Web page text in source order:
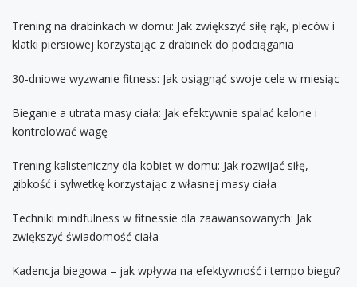
Trening na drabinkach w domu: Jak zwiększyć siłę rąk, pleców i
klatki piersiowej korzystając z drabinek do podciągania
30-dniowe wyzwanie fitness: Jak osiągnąć swoje cele w miesiąc
Bieganie a utrata masy ciała: Jak efektywnie spalać kalorie i
kontrolować wagę
Trening kalisteniczny dla kobiet w domu: Jak rozwijać siłę,
gibkość i sylwetkę korzystając z własnej masy ciała
Techniki mindfulness w fitnessie dla zaawansowanych: Jak
zwiększyć świadomość ciała
Kadencja biegowa – jak wpływa na efektywność i tempo biegu?